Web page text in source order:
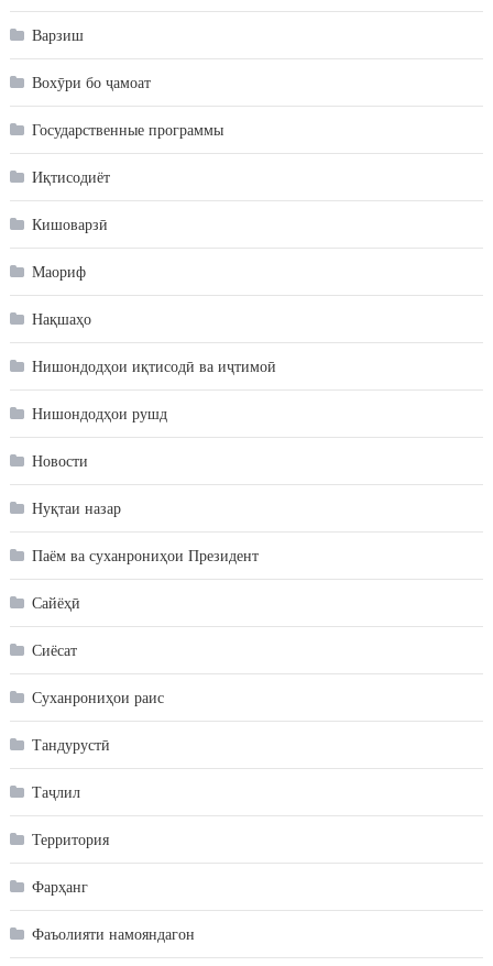
Варзиш
Вохӯри бо ҷамоат
Государственные программы
Иқтисодиёт
Кишоварзӣ
Маориф
Нақшаҳо
Нишондодҳои иқтисодӣ ва иҷтимоӣ
Нишондодҳои рушд
Новости
Нуқтаи назар
Паём ва суханрониҳои Президент
Сайёҳӣ
Сиёсат
Суханрониҳои раис
Тандурустӣ
Таҷлил
Территория
Фарҳанг
Фаъолияти намояндагон